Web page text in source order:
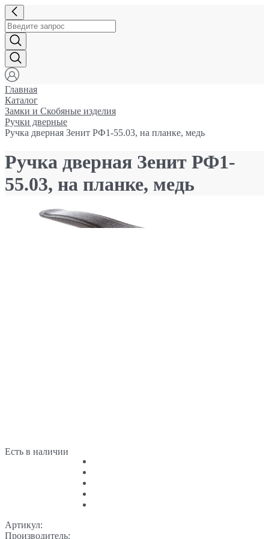
Главная
Каталог
Замки и Cкобяные изделия
Ручки дверные
Ручка дверная Зенит РФ1-55.03, на планке, медь
Ручка дверная Зенит РФ1-
55.03, на планке, медь
Есть в наличии
Артикул:
Производитель: